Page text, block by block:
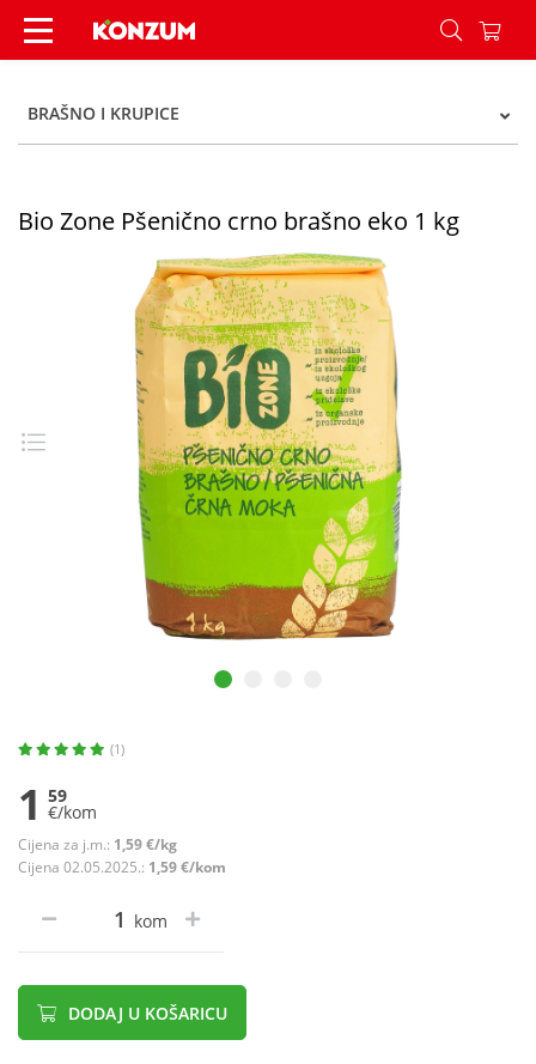
Bio Zone Pšenično crno brašno eko 1 kg -
BRAŠNO I KRUPICE
Bio Zone Pšenično crno brašno eko 1 kg
(1)
1 59
€/kom
Cijena za j.m.: 1,59 €/kg
Cijena 02.05.2025.: 1,59 €/kom
kom
DODAJ U KOŠARICU